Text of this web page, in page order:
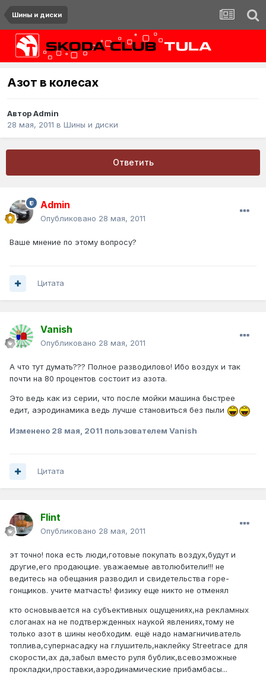
Шины и диски
Азот в колесах
АвторAdmin
28 мая, 2011 в Шины и диски
Ответить
Admin
Опубликовано 28 мая, 2011
Ваше мнение по этому вопросу?
Цитата
Vanish
Опубликовано 28 мая, 2011
А что тут думать??? Полное разводилово! Ибо воздух и так
почти на 80 процентов состоит из азота.
Это ведь как из серии, что после мойки машина быстрее
едит, аэродинамика ведь лучше становиться без пыли
Изменено 28 мая, 2011 пользователем Vanish
Цитата
Flint
Опубликовано 28 мая, 2011
эт точно! пока есть люди,готовые покупать воздух,будут и
другие,его продающие. уважаемые автолюбители!!! не
ведитесь на обещания разводил и свидетельства горе-
гонщиков. учите матчасть! физику еще никто не отменял
кто основывается на субъективных ощущениях,на рекламных
слоганах на не подтвержденных наукой явлениях,тому не
только азот в шины необходим. ещё надо намагничиватель
топлива,супернасадку на глушитель,наклейку Streetrace для
скорости,ах да,забыл вместо руля бублик,всевозможные
прокладки,проставки,аэродинамические прибамбасы...